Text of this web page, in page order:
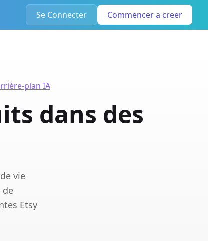
Se Connecter Commencer a creer
plan IA
dans des
vie
de
Etsy